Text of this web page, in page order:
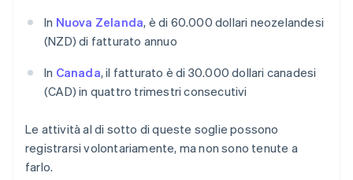
In Nuova Zelanda, è di 60.000 dollari neozelandesi
(NZD) di fatturato annuo
In Canada, il fatturato è di 30.000 dollari canadesi
(CAD) in quattro trimestri consecutivi
Le attività al di sotto di queste soglie possono
registrarsi volontariamente, ma non sono tenute a
farlo.